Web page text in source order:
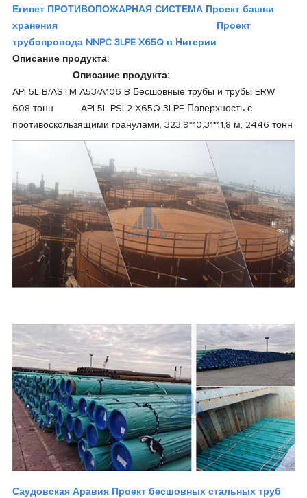
Египет ПРОТИВОПОЖАРНАЯ СИСТЕМА Проект башни
хранения
Проект
трубопровода NNPC 3LPE X65Q в Нигерии
Описание продукта:
Описание продукта:
API 5L B/ASTM A53/A106 B Бесшовные трубы и трубы ERW,
608 тонн API 5L PSL2 X65Q 3LPE Поверхность с
противоскользящими гранулами, 323,9*10,31*11,8 м, 2446 тонн
Саудовская Аравия Проект бесшовных стальных труб